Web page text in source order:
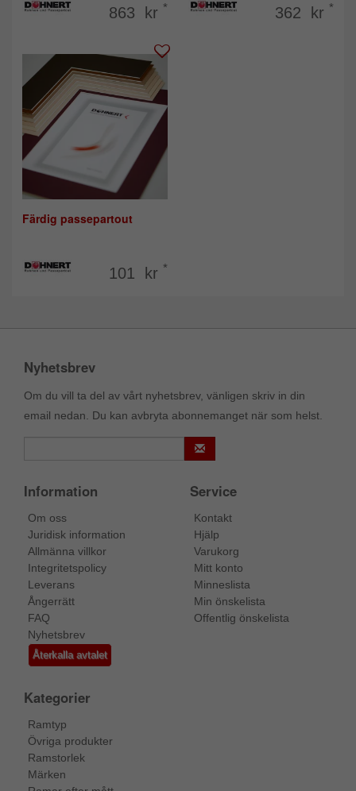
863 kr * 362 kr *
Färdig passepartout
101 kr *
Nyhetsbrev
Om du vill ta del av vårt nyhetsbrev, vänligen skriv in din
email nedan. Du kan avbryta abonnemanget när som helst.
Information
Om oss
Juridisk information
Allmänna villkor
Integritetspolicy
Leverans
Ångerrätt
FAQ
Nyhetsbrev
Återkalla avtalet
Service
Kontakt
Hjälp
Varukorg
Mitt konto
Minneslista
Min önskelista
Offentlig önskelista
Kategorier
Ramtyp
Övriga produkter
Ramstorlek
Märken